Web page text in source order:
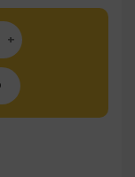
Unicorn Darts